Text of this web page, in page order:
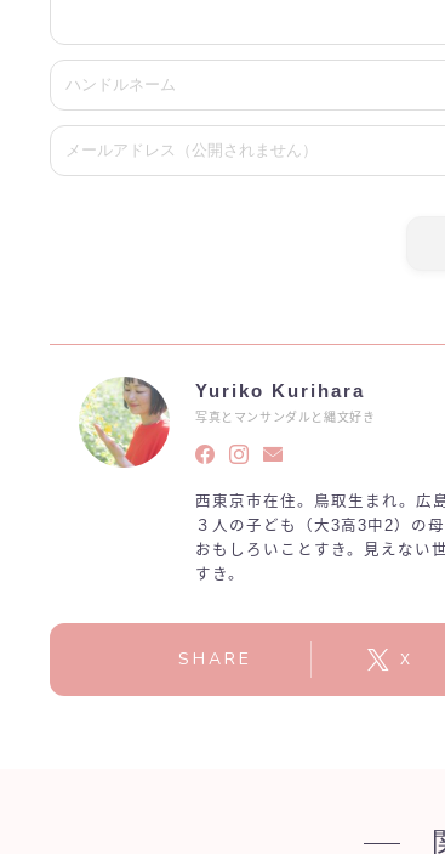
Yuriko Kurihara
写真とマンサンダルと縄文好き
西東京市在住。鳥取生まれ。広
３人の子ども（大3高3中2）の母
おもしろいことすき。見えない
すき。
SHARE X